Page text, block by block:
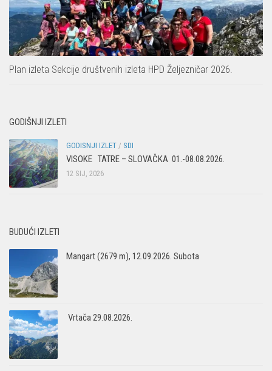
Plan izleta Sekcije društvenih izleta HPD Željezničar 2026.
GODIŠNJI IZLETI
GODISNJI IZLET / SDI
VISOKE TATRE – SLOVAČKA 01.-08.08.2026.
12 SIJ, 2026
BUDUĆI IZLETI
Mangart (2679 m), 12.09.2026. Subota
Vrtača 29.08.2026.